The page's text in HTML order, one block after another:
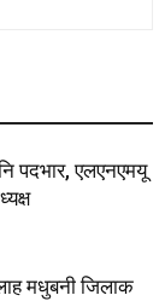
पदभार, एलएनएमयू
मधुबनी जिलाक